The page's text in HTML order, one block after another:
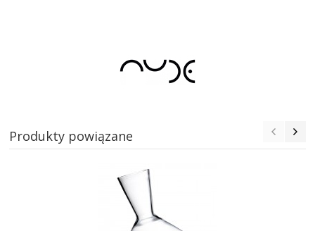
Produkty powiązane